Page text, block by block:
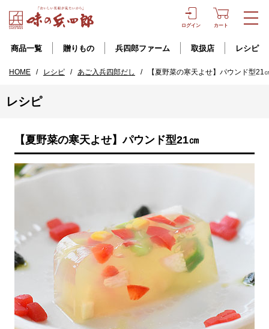
ログイン カート
商品一覧 贈りもの 兵四郎ファーム 取扱店 レシピ
HOME / レシピ / あご入兵四郎だし / 【夏野菜の寒天よせ】パウンド型21
レシピ
【夏野菜の寒天よせ】パウンド型21㎝